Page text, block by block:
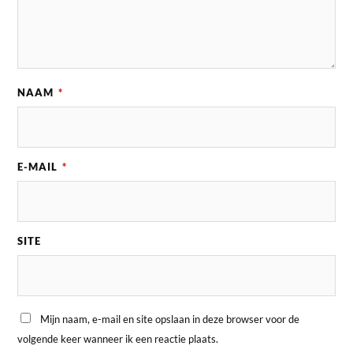
NAAM *
E-MAIL *
SITE
Mijn naam, e-mail en site opslaan in deze browser voor de
volgende keer wanneer ik een reactie plaats.